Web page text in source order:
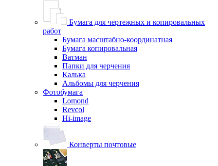
Бумага для чертежных и копировальных
работ
Бумага масштабно-координатная
Бумага копировальная
Ватман
Папки для черчения
Калька
Альбомы для черчения
Фотобумага
Lomond
Revcol
Hi-image
Конверты почтовые